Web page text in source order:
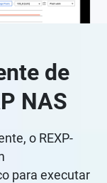
de
NAS
o REXP-
para executar